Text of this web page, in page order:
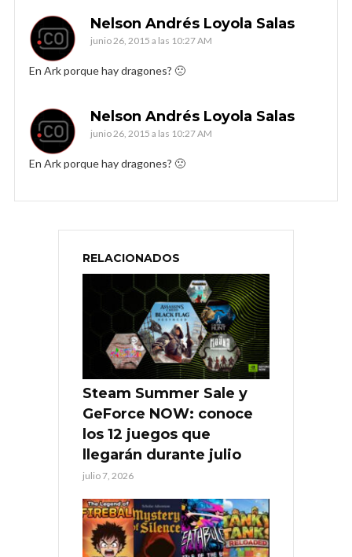
Nelson Andrés Loyola Salas
junio 26, 2015 a las 10:27 AM
En Ark porque hay dragones? 🙁
Nelson Andrés Loyola Salas
junio 26, 2015 a las 10:27 AM
En Ark porque hay dragones? 🙁
RELACIONADOS
Steam Summer Sale y
GeForce NOW: conoce
los 12 juegos que
llegarán durante julio
julio 7, 2026